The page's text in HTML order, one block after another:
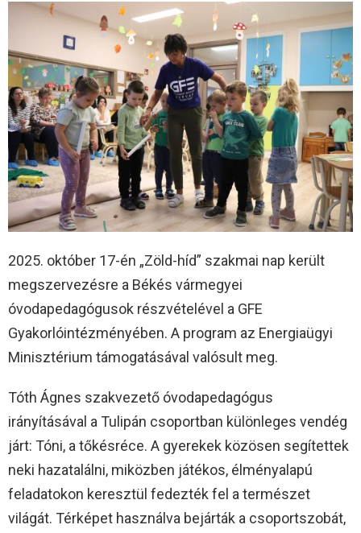
2025. október 17-én „Zöld-híd” szakmai nap került
megszervezésre a Békés vármegyei
óvodapedagógusok részvételével a GFE
Gyakorlóintézményében. A program az Energiaügyi
Minisztérium támogatásával valósult meg.
Tóth Ágnes szakvezető óvodapedagógus
irányításával a Tulipán csoportban különleges vendég
járt: Tóni, a tőkésréce. A gyerekek közösen segítettek
neki hazatalálni, miközben játékos, élményalapú
feladatokon keresztül fedezték fel a természet
világát. Térképet használva bejárták a csoportszobát,